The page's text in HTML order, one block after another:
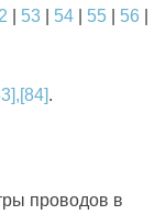
53 54 55 56
.
проводов в